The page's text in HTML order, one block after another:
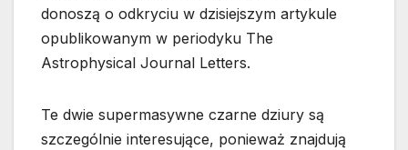
donoszą o odkryciu w dzisiejszym artykule
opublikowanym w periodyku The
Astrophysical Journal Letters.
Te dwie supermasywne czarne dziury są
szczególnie interesujące, ponieważ znajdują